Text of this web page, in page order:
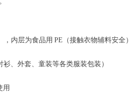
内层为食品用 PE（接触衣物辅料安全）
、外套、童装等各类服装包装）
用